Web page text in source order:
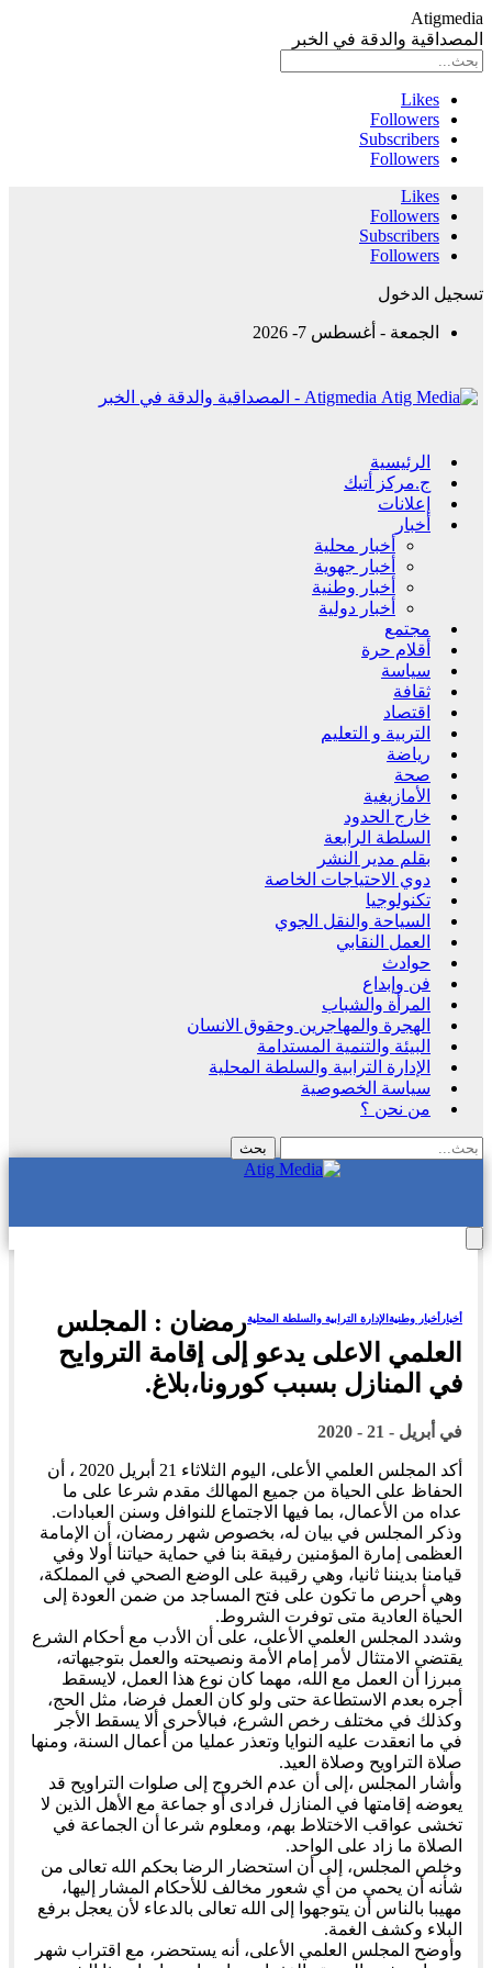
Atigmedia
المصداقية والدقة في الخبر
Likes
Followers
Subscribers
Followers
Likes
Followers
Subscribers
Followers
تسجيل الدخول
الجمعة - أغسطس 7- 2026
Atigmedia - المصداقية والدقة في الخبر
الرئيسية
ج.مركز أتيك
إعلانات
أخبار
أخبار محلية
أخبار جهوية
أخبار وطنية
أخبار دولية
مجتمع
أقلام حرة
سياسة
ثقافة
اقتصاد
التربية و التعليم
رياضة
صحة
الأمازيغية
خارج الحدود
السلطة الرابعة
بقلم مدير النشر
دوي الاحتياجات الخاصة
تكنولوجيا
السياحة والنقل الجوي
العمل النقابي
حوادث
فن وإبداع
المرأة والشباب
الهجرة والمهاجرين وحقوق الانسان
البيئة والتنمية المستدامة
الإدارة الترابية والسلطة المحلية
سياسة الخصوصية
من نحن ؟
أخبار أخبار وطنية الإدارة الترابية والسلطة المحليةرمضان : المجلس
العلمي الاعلى يدعو إلى إقامة التروايح
في المنازل بسبب كورونا،بلاغ.
في أبريل - 21 - 2020
أكد المجلس العلمي الأعلى، اليوم الثلاثاء 21 أبريل 2020 ، أن
الحفاظ على الحياة من جميع المهالك مقدم شرعا على ما
عداه من الأعمال، بما فيها الاجتماع للنوافل وسنن العبادات.
وذكر المجلس في بيان له، بخصوص شهر رمضان، أن الإمامة
العظمى إمارة المؤمنين رفيقة بنا في حماية حياتنا أولا وفي
قيامنا بديننا ثانيا، وهي رقيبة على الوضع الصحي في المملكة،
وهي أحرص ما تكون على فتح المساجد من ضمن العودة إلى
الحياة العادية متى توفرت الشروط.
وشدد المجلس العلمي الأعلى، على أن الأدب مع أحكام الشرع
يقتضي الامتثال لأمر إمام الأمة ونصيحته والعمل بتوجيهاته،
مبرزا أن العمل مع الله، مهما كان نوع هذا العمل، لايسقط
أجره بعدم الاستطاعة حتى ولو كان العمل فرضا، مثل الحج،
وكذلك في مختلف رخص الشرع، فبالأحرى ألا يسقط الأجر
في ما انعقدت عليه النوايا وتعذر عمليا من أعمال السنة، ومنها
صلاة التراويح وصلاة العيد.
وأشار المجلس ،إلى أن عدم الخروج إلى صلوات التراويح قد
يعوضه إقامتها في المنازل فرادى أو جماعة مع الأهل الذين لا
تخشى عواقب الاختلاط بهم، ومعلوم شرعا أن الجماعة في
الصلاة ما زاد على الواحد.
وخلص المجلس، إلى أن استحضار الرضا بحكم الله تعالى من
شأنه أن يحمي من أي شعور مخالف للأحكام المشار إليها،
مهيبا بالناس أن يتوجهوا إلى الله تعالى بالدعاء لأن يعجل برفع
البلاء وكشف الغمة.
وأوضح المجلس العلمي الأعلى، أنه يستحضر، مع اقتراب شهر